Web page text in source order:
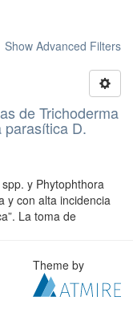
Show Advanced Filters
de Trichoderma
parasítica D.
y Phytophthora
y con alta incidencia
La toma de
Theme by